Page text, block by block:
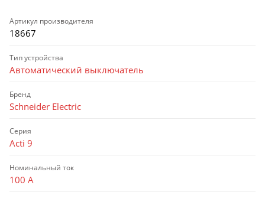
Артикул производителя
18667
Тип устройства
Автоматический выключатель
Бренд
Schneider Electric
Серия
Acti 9
Номинальный ток
100 А